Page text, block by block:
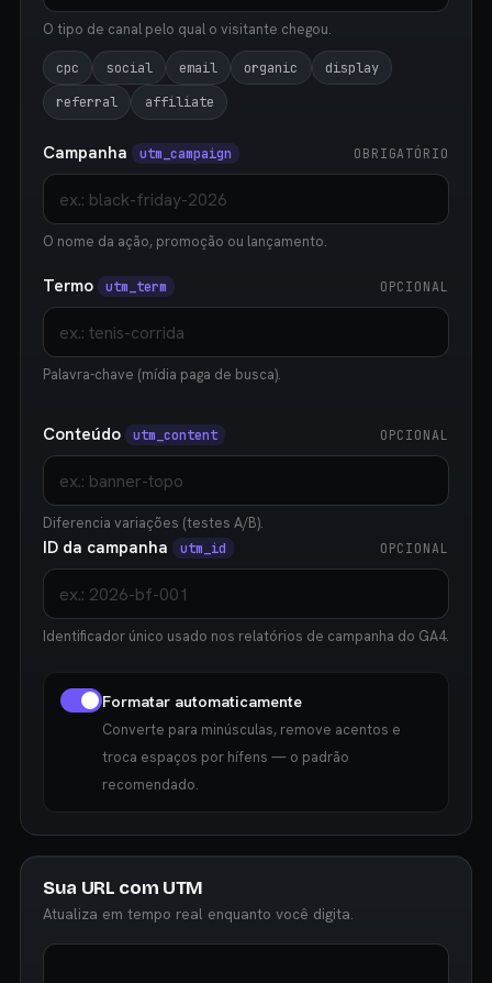
O tipo de canal pelo qual o visitante chegou.
cpc social email organic
display
referral
affiliate
Campanha utm_campaign OBRIGATÓRIO
O nome da ação, promoção ou lançamento.
Termo utm_term OPCIONAL
Palavra-chave (mídia paga de busca).
Conteúdo utm_content OPCIONAL
Diferencia variações (testes A/B).
ID da campanha utm_id OPCIONAL
Identificador único usado nos relatórios de campanha do GA4.
Formatar automaticamente
Converte para minúsculas, remove acentos e
troca espaços por hífens — o padrão
recomendado.
Sua URL com UTM
Atualiza em tempo real enquanto você digita.